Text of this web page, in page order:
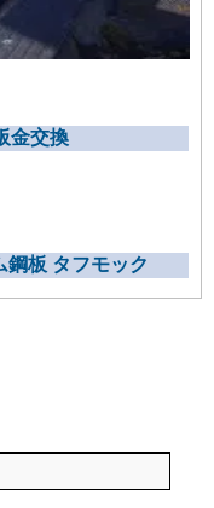
金交換
鋼板 タフモック